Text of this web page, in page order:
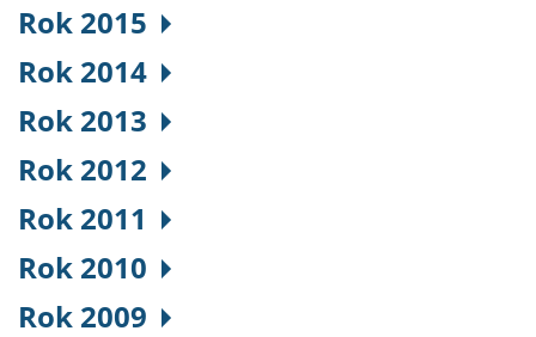
Rok 2015
Rok 2014
Rok 2013
Rok 2012
Rok 2011
Rok 2010
Rok 2009